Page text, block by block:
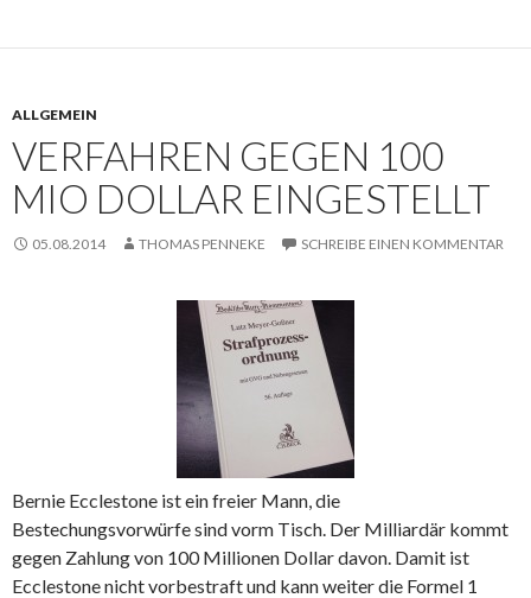
ALLGEMEIN
VERFAHREN GEGEN 100
MIO DOLLAR EINGESTELLT
05.08.2014 THOMAS PENNEKE SCHREIBE EINEN KOMMENTAR
Bernie Ecclestone ist ein freier Mann, die
Bestechungsvorwürfe sind vorm Tisch. Der Milliardär kommt
gegen Zahlung von 100 Millionen Dollar davon. Damit ist
Ecclestone nicht vorbestraft und kann weiter die Formel 1